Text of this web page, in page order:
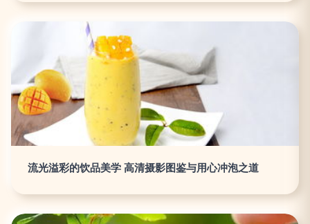
流光溢彩的饮品美学 高清摄影图鉴与用心冲泡之道